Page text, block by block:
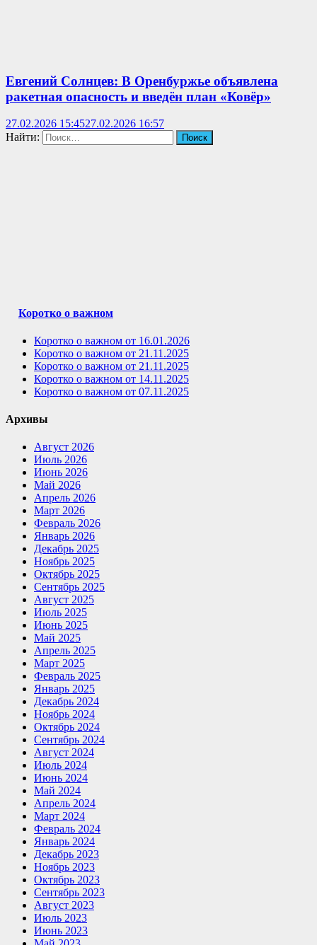
Евгений Солнцев: В Оренбуржье объявлена
ракетная опасность и введён план «Ковёр»
27.02.2026 15:4527.02.2026 16:57
Найти:
Коротко о важном
Коротко о важном от 16.01.2026
Коротко о важном от 21.11.2025
Коротко о важном от 21.11.2025
Коротко о важном от 14.11.2025
Коротко о важном от 07.11.2025
Архивы
Август 2026
Июль 2026
Июнь 2026
Май 2026
Апрель 2026
Март 2026
Февраль 2026
Январь 2026
Декабрь 2025
Ноябрь 2025
Октябрь 2025
Сентябрь 2025
Август 2025
Июль 2025
Июнь 2025
Май 2025
Апрель 2025
Март 2025
Февраль 2025
Январь 2025
Декабрь 2024
Ноябрь 2024
Октябрь 2024
Сентябрь 2024
Август 2024
Июль 2024
Июнь 2024
Май 2024
Апрель 2024
Март 2024
Февраль 2024
Январь 2024
Декабрь 2023
Ноябрь 2023
Октябрь 2023
Сентябрь 2023
Август 2023
Июль 2023
Июнь 2023